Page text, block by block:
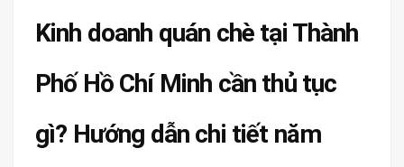
Kinh doanh quán chè tại Thành
Phố Hồ Chí Minh cần thủ tục
gì? Hướng dẫn chi tiết năm